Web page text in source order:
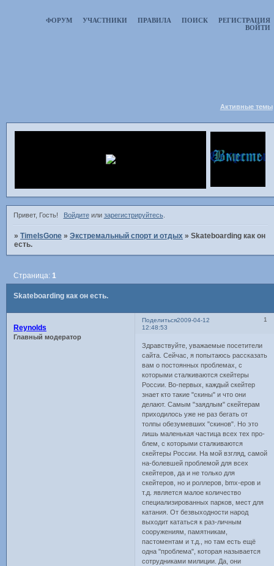
ФОРУМ УЧАСТНИКИ ПРАВИЛА ПОИСК
РЕГИСТРАЦИЯ
ВОЙТИ
Активные темы
Привет, Гость! Войдитеили зарегистрируйтесь.
»TimeIsGone »Экстремальный спорт и отдых »Skateboarding как он
есть.
Skateboarding как он есть.
Страница:1
Поделиться 1
2009-04-12
12:48:53
Reynolds
Главный модератор
Здравствуйте, уважаемые посетители
сайта. Сейчас, я попытаюсь рассказать
вам о постоянных проблемах, с
которыми сталкиваются скейтеры
России. Во-первых, каждый скейтер
знает кто такие "скины" и что они
делают. Самым "заядлым" скейтерам
приходилось уже не раз бегать от
толпы обезумевших "скинов". Но это
лишь маленькая частица всех тех про-
блем, с которыми сталкиваются
скейтеры России. На мой взгляд, самой
на-болевшей проблемой для всех
скейтеров, да и не только для
скейтеров, но и роллеров, bmx-еров и
т.д. является малое количество
специализированных парков, мест для
катания. От безвыходности народ
выходит кататься к раз-личным
сооружениям, памятникам,
пастоментам и т.д., но там есть ещё
одна "проблема", которая называется
сотрудниками милиции. Да, они